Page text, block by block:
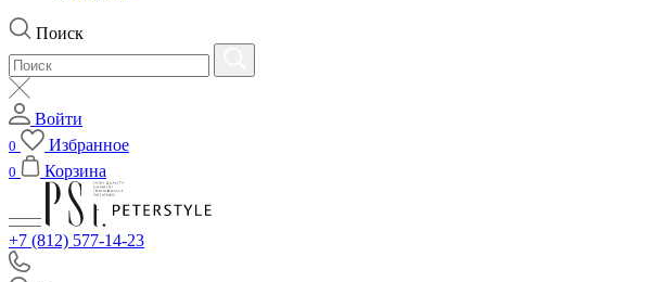
Поиск
Войти
0 Избранное
0 Корзина
+7 (812) 577-14-23